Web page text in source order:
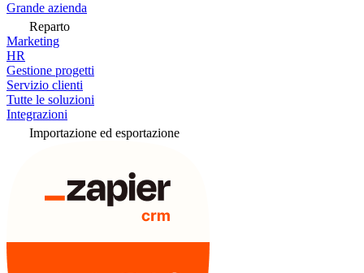
Grande azienda
Reparto
Marketing
HR
Gestione progetti
Servizio clienti
Tutte le soluzioni
Integrazioni
Importazione ed esportazione